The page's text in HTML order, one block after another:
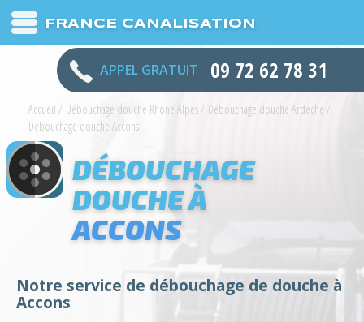
FRANCE CANALISATION
APPEL GRATUIT 09 72 62 78 31
Accueil / Débouchage douche Rhone Alpes/ Débouchage douche Ardèche /
Débouchage douche Accons
DÉBOUCHAGE
DOUCHE À
ACCONS
Notre service de débouchage de douche à
Accons